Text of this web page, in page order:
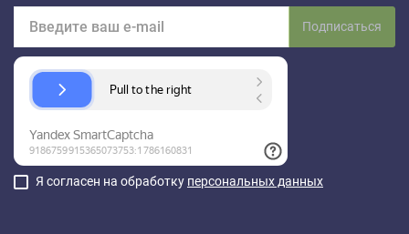
Подписаться
Я согласен на обработку персональных данных